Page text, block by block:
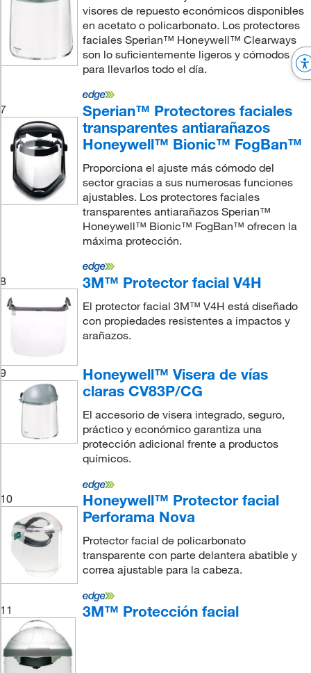
visores de repuesto económicos disponibles
en acetato o policarbonato. Los protectores
faciales Sperian™ Honeywell™ Clearways
son lo suficientemente ligeros y cómodos
para llevarlos todo el día.
7
Sperian™ Protectores faciales
transparentes antiarañazos
Honeywell™ Bionic™ FogBan™
Proporciona el ajuste más cómodo del
sector gracias a sus numerosas funciones
ajustables. Los protectores faciales
transparentes antiarañazos Sperian™
Honeywell™ Bionic™ FogBan™ ofrecen la
máxima protección.
8 3M™ Protector facial V4H
El protector facial 3M™ V4H está diseñado
con propiedades resistentes a impactos y
arañazos.
9
Honeywell™ Visera de vías
claras CV83P/CG
El accesorio de visera integrado, seguro,
práctico y económico garantiza una
protección adicional frente a productos
químicos.
10
Honeywell™ Protector facial
Perforama Nova
Protector facial de policarbonato
transparente con parte delantera abatible y
correa ajustable para la cabeza.
11 3M™ Protección facial